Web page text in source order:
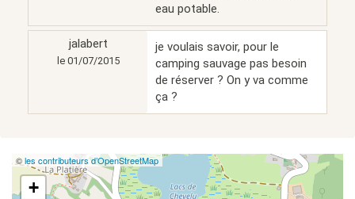
eau potable.
jalabert
le 01/07/2015
je voulais savoir, pour le
camping sauvage pas besoin
de réserver ? On y va comme
ça ?
©les contributeurs d’OpenStreetMap
+